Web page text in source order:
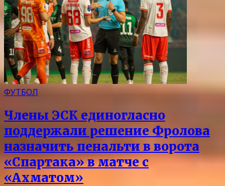
ФУТБОЛ
Члены ЭСК единогласно
поддержали решение Фролова
назначить пенальти в ворота
«Спартака» в матче с
«Ахматом»